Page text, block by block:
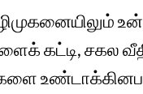
உன்
கட்டி, சகல